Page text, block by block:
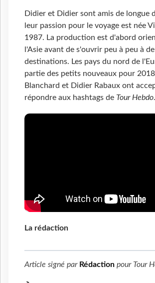
Didier et Didier sont amis de longue
leur passion pour le voyage est née
1987. La production est d'abord
l'Asie avant de s'ouvrir peu à peu à
destinations. Les pays du nord de
partie des petits nouveaux pour
Blanchard et Didier Rabaux ont
répondre aux hashtags de Tour Hebdo.
La rédaction
Article signé par Rédaction pour Tour